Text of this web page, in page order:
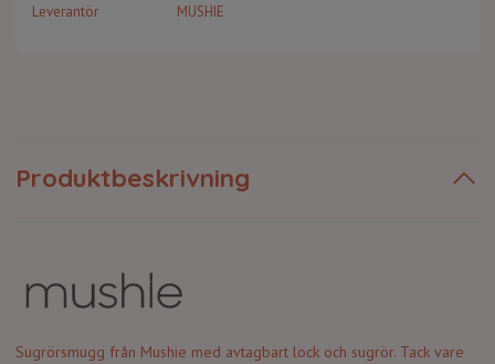
Leverantör MUSHIE
Produktbeskrivning
Sugrörsmugg från Mushie med avtagbart lock och sugrör. Tack vare